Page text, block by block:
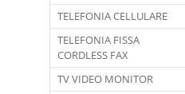
TELEFONIA CELLULARE
TELEFONIA FISSA
CORDLESS FAX
TV VIDEO MONITOR